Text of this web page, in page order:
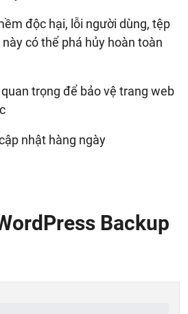
độc hại, lỗi người dùng, tệp
có thể phá hủy hoàn toàn
trọng để bảo vệ trang web
nhật hàng ngày
Backup